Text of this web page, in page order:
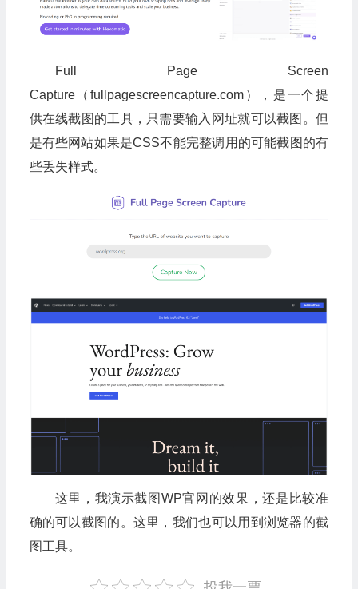
Full Page Screen
Capture（fullpagescreencapture.com），是一个提
供在线截图的工具，只需要输入网址就可以截图。但
是有些网站如果是CSS不能完整调用的可能截图的有
些丢失样式。
这里，我演示截图WP官网的效果，还是比较准
确的可以截图的。这里，我们也可以用到浏览器的截
图工具。